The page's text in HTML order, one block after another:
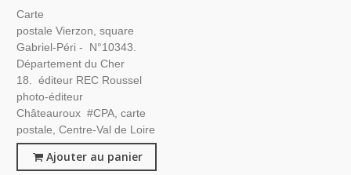
Carte
postale Vierzon, square
Gabriel-Péri - N°10343.
Département du Cher
18. éditeur REC Roussel
photo-éditeur
Châteauroux #CPA, carte
postale, Centre-Val de Loire
Ajouter au panier